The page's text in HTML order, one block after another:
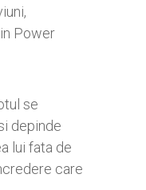
Power
se
depinde
lui fata de
care